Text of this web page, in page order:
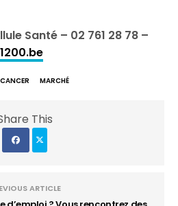
Santé – 02 761 28 78 –
MARCHÉ
This
ARTICLE